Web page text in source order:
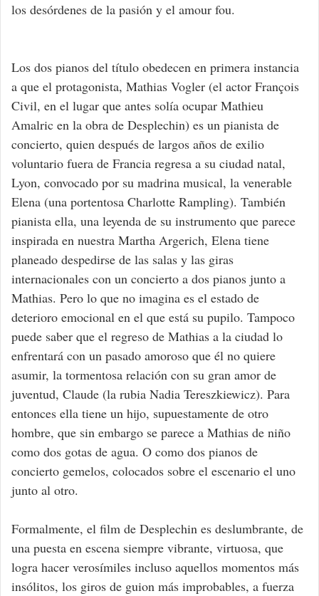
los desórdenes de la pasión y el amour fou.
Los dos pianos del título obedecen en primera instancia
a que el protagonista, Mathias Vogler (el actor François
Civil, en el lugar que antes solía ocupar Mathieu
Amalric en la obra de Desplechin) es un pianista de
concierto, quien después de largos años de exilio
voluntario fuera de Francia regresa a su ciudad natal,
Lyon, convocado por su madrina musical, la venerable
Elena (una portentosa Charlotte Rampling). También
pianista ella, una leyenda de su instrumento que parece
inspirada en nuestra Martha Argerich, Elena tiene
planeado despedirse de las salas y las giras
internacionales con un concierto a dos pianos junto a
Mathias. Pero lo que no imagina es el estado de
deterioro emocional en el que está su pupilo. Tampoco
puede saber que el regreso de Mathias a la ciudad lo
enfrentará con un pasado amoroso que él no quiere
asumir, la tormentosa relación con su gran amor de
juventud, Claude (la rubia Nadia Tereszkiewicz). Para
entonces ella tiene un hijo, supuestamente de otro
hombre, que sin embargo se parece a Mathias de niño
como dos gotas de agua. O como dos pianos de
concierto gemelos, colocados sobre el escenario el uno
junto al otro.
Formalmente, el film de Desplechin es deslumbrante, de
una puesta en escena siempre vibrante, virtuosa, que
logra hacer verosímiles incluso aquellos momentos más
insólitos, los giros de guion más improbables, a fuerza